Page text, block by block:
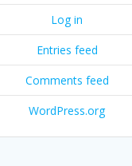
Log in
Entries feed
Comments feed
WordPress.org